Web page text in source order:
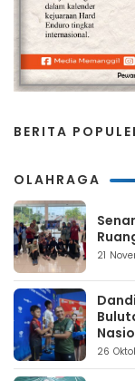
BERITA
OLAHRAGA
21
26